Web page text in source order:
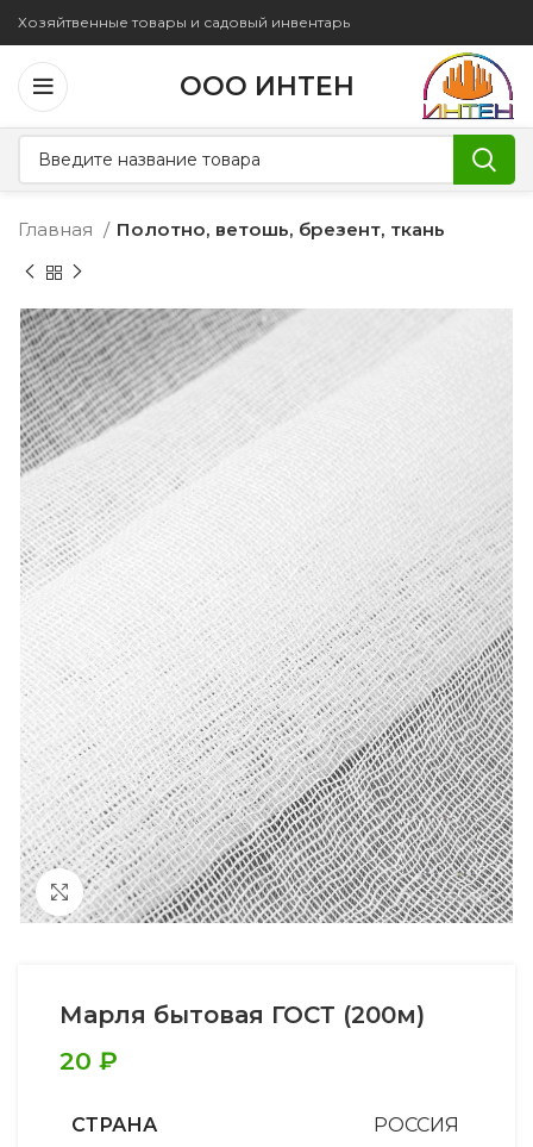
Хозяйтвенные товары и садовый инвентарь
ООО ИНТЕН
Главная Полотно, ветошь, брезент, ткань
Увеличить
Марля бытовая ГОСТ (200м)
20 ₽
СТРАНА РОССИЯ